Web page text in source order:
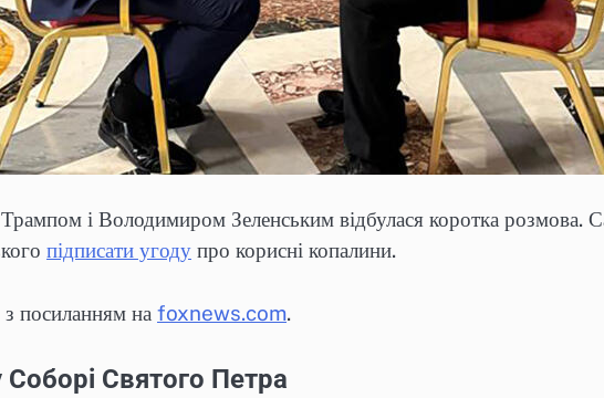
і Володимиром Зеленським відбулася коротка розмова.
підписати угоду про корисні копалини.
з посиланням на foxnews.com.
Святого Петра